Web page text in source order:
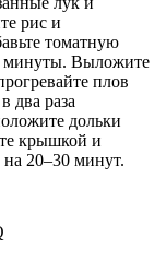
рис и
томатную
минуты. Выложите
плов
два раза
дольки
крышкой и
на 20–30 минут.